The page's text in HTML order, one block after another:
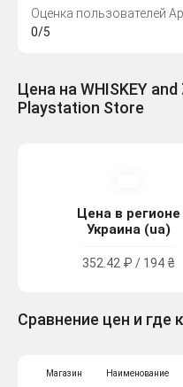
Оценка пользователей
0/5
Цена на WHISKEY and
Playstation Store
Цена в регионе
Украина (ua)
352.42 ₽ / 194 ₴
Сравнение цен и где
Магазин Наименование